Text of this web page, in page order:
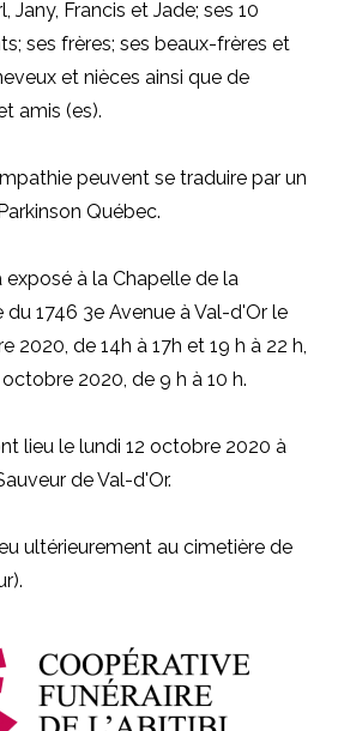
Jany, Francis et Jade; ses 10
ses frères; ses beaux-frères et
et nièces ainsi que de
amis (es).
peuvent se traduire par un
Québec.
à la Chapelle de la
du 1746 3e Avenue à Val-d'Or le
2020, de 14h à 17h et 19 h à 22 h,
2020, de 9 h à 10 h.
lieu le lundi 12 octobre 2020 à
de Val-d'Or.
ultérieurement au cimetière de